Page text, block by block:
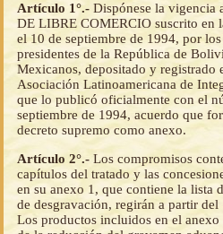
Artículo 1°.- Dispónese la vigencia
DE LIBRE COMERCIO suscrito en
el 10 de septiembre de 1994, por
presidentes de la República de
Mexicanos, depositado y registrado
Asociación Latinoamericana de
que lo publicó oficialmente con el
septiembre de 1994, acuerdo que
decreto supremo como anexo.
Artículo 2°.- Los compromisos
capítulos del tratado y las
en su anexo 1, que contiene la lista
de desgravación, regirán a partir del
Los productos incluidos en el